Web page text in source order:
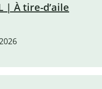
| À tire-d’aile